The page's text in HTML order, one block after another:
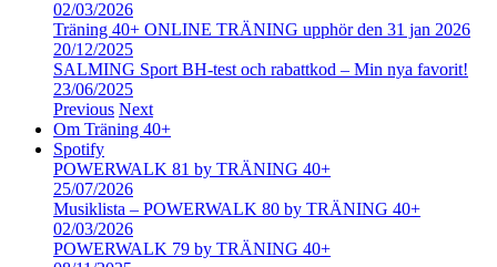
02/03/2026
Träning 40+ ONLINE TRÄNING upphör den 31 jan 2026
20/12/2025
SALMING Sport BH-test och rabattkod – Min nya favorit!
23/06/2025
Previous Next
Om Träning 40+
Spotify
POWERWALK 81 by TRÄNING 40+
25/07/2026
Musiklista – POWERWALK 80 by TRÄNING 40+
02/03/2026
POWERWALK 79 by TRÄNING 40+